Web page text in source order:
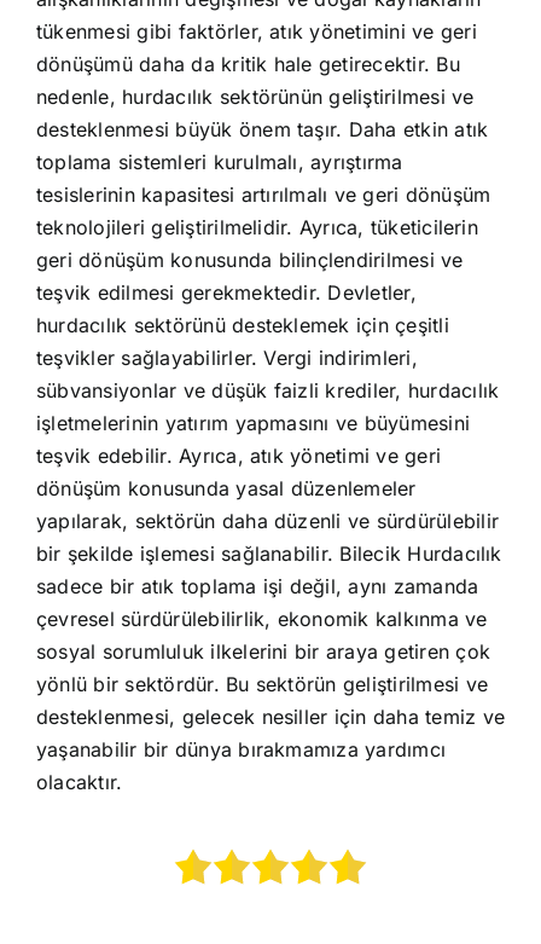
tükenmesi gibi faktörler, atık yönetimini ve geri
dönüşümü daha da kritik hale getirecektir. Bu
nedenle, hurdacılık sektörünün geliştirilmesi ve
desteklenmesi büyük önem taşır. Daha etkin atık
toplama sistemleri kurulmalı, ayrıştırma
tesislerinin kapasitesi artırılmalı ve geri dönüşüm
teknolojileri geliştirilmelidir. Ayrıca, tüketicilerin
geri dönüşüm konusunda bilinçlendirilmesi ve
teşvik edilmesi gerekmektedir. Devletler,
hurdacılık sektörünü desteklemek için çeşitli
teşvikler sağlayabilirler. Vergi indirimleri,
sübvansiyonlar ve düşük faizli krediler, hurdacılık
işletmelerinin yatırım yapmasını ve büyümesini
teşvik edebilir. Ayrıca, atık yönetimi ve geri
dönüşüm konusunda yasal düzenlemeler
yapılarak, sektörün daha düzenli ve sürdürülebilir
bir şekilde işlemesi sağlanabilir. Bilecik Hurdacılık
sadece bir atık toplama işi değil, aynı zamanda
çevresel sürdürülebilirlik, ekonomik kalkınma ve
sosyal sorumluluk ilkelerini bir araya getiren çok
yönlü bir sektördür. Bu sektörün geliştirilmesi ve
desteklenmesi, gelecek nesiller için daha temiz ve
yaşanabilir bir dünya bırakmamıza yardımcı
olacaktır.